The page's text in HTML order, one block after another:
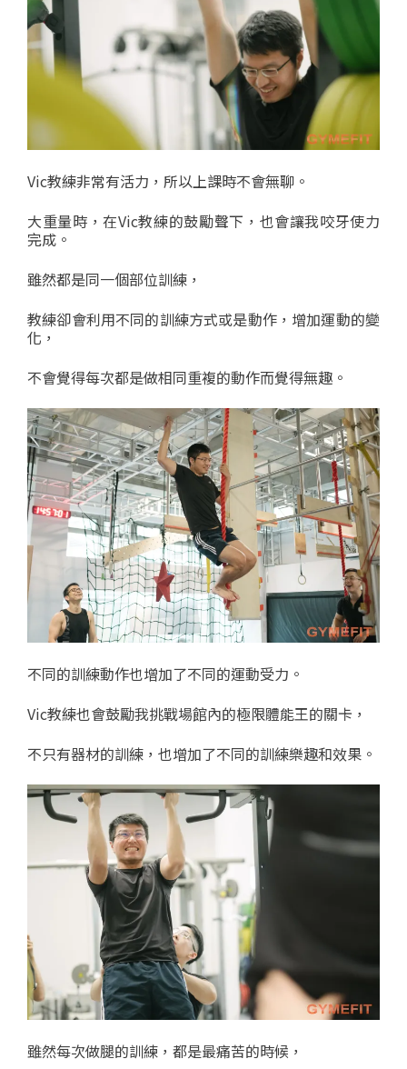
Vic教練非常有活力，所以上課時不會無聊。
大重量時，在Vic教練的鼓勵聲下，也會讓我咬牙使力
完成。
雖然都是同一個部位訓練，
教練卻會利用不同的訓練方式或是動作，增加運動的變
化，
不會覺得每次都是做相同重複的動作而覺得無趣。
不同的訓練動作也增加了不同的運動受力。
Vic教練也會鼓勵我挑戰場館內的極限體能王的關卡，
不只有器材的訓練，也增加了不同的訓練樂趣和效果。
雖然每次做腿的訓練，都是最痛苦的時候，